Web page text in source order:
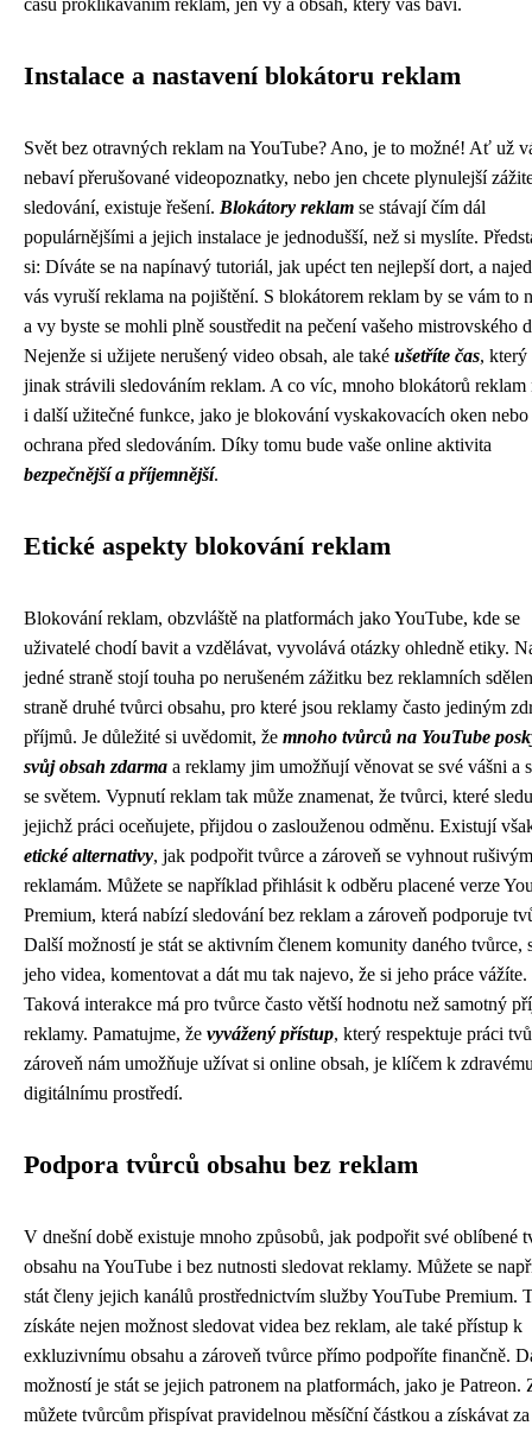
času proklikáváním reklam, jen vy a obsah, který vás baví.
Instalace a nastavení blokátoru reklam
Svět bez otravných reklam na YouTube? Ano, je to možné! Ať už
nebaví přerušované videopoznatky, nebo jen chcete plynulejší
sledování, existuje řešení. Blokátory reklam se stávají čím dál
populárnějšími a jejich instalace je jednodušší, než si myslíte.
si: Díváte se na napínavý tutoriál, jak upéct ten nejlepší dort, a
vás vyruší reklama na pojištění. S blokátorem reklam by se vám to
a vy byste se mohli plně soustředit na pečení vašeho mistrovského
Nejenže si užijete nerušený video obsah, ale také ušetříte čas, který
jinak strávili sledováním reklam. A co víc, mnoho blokátorů reklam
i další užitečné funkce, jako je blokování vyskakovacích oken nebo
ochrana před sledováním. Díky tomu bude vaše online aktivita
bezpečnější a příjemnější.
Etické aspekty blokování reklam
Blokování reklam, obzvláště na platformách jako YouTube, kde se
uživatelé chodí bavit a vzdělávat, vyvolává otázky ohledně etiky.
jedné straně stojí touha po nerušeném zážitku bez reklamních
straně druhé tvůrci obsahu, pro které jsou reklamy často jediným
příjmů. Je důležité si uvědomit, že mnoho tvůrců na YouTube
svůj obsah zdarma a reklamy jim umožňují věnovat se své vášni a
se světem. Vypnutí reklam tak může znamenat, že tvůrci, které
jejichž práci oceňujete, přijdou o zaslouženou odměnu. Existují
etické alternativy, jak podpořit tvůrce a zároveň se vyhnout rušivým
reklamám. Můžete se například přihlásit k odběru placené verze
Premium, která nabízí sledování bez reklam a zároveň podporuje
Další možností je stát se aktivním členem komunity daného tvůrce,
jeho videa, komentovat a dát mu tak najevo, že si jeho práce vážíte.
Taková interakce má pro tvůrce často větší hodnotu než samotný
reklamy. Pamatujme, že vyvážený přístup, který respektuje práci
zároveň nám umožňuje užívat si online obsah, je klíčem k
digitálnímu prostředí.
Podpora tvůrců obsahu bez reklam
V dnešní době existuje mnoho způsobů, jak podpořit své oblíbené
obsahu na YouTube i bez nutnosti sledovat reklamy. Můžete se
stát členy jejich kanálů prostřednictvím služby YouTube Premium.
získáte nejen možnost sledovat videa bez reklam, ale také přístup k
exkluzivnímu obsahu a zároveň tvůrce přímo podpoříte finančně.
možností je stát se jejich patronem na platformách, jako je Patreon.
můžete tvůrcům přispívat pravidelnou měsíční částkou a získávat